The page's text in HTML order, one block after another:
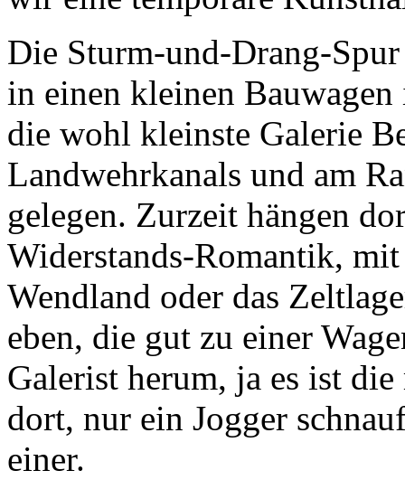
Die Sturm-und-Drang-
in einen kleinen
die wohl kleinste Galerie
Landwehrkanals und am
gelegen. Zurzeit hängen
Widerstands-Romantik,
Wendland oder das
eben, die gut zu einer
Galerist herum, ja es ist
dort, nur ein Jogger
einer.